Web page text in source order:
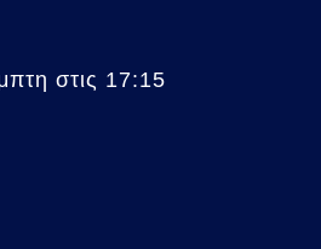
στις 17:15